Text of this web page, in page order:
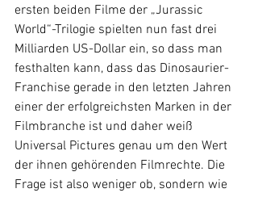
ersten beiden Filme der „Jurassic
World“-Trilogie spielten nun fast drei
Milliarden US-Dollar ein, so dass man
festhalten kann, dass das Dinosaurier-
Franchise gerade in den letzten Jahren
einer der erfolgreichsten Marken in der
Filmbranche ist und daher weiß
Universal Pictures genau um den Wert
der ihnen gehörenden Filmrechte. Die
Frage ist also weniger ob, sondern wie